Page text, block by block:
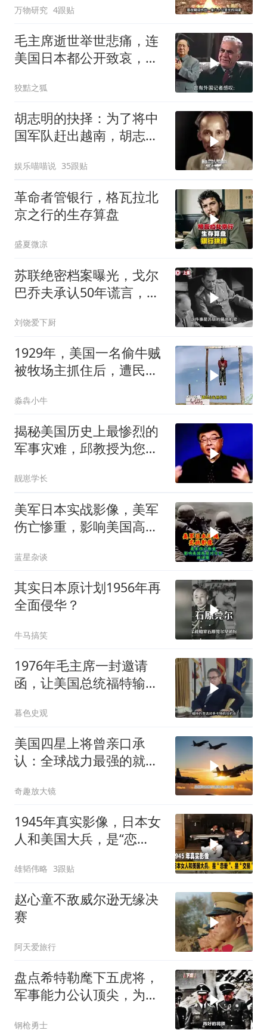
万物研究 4跟贴
毛主席逝世举世悲痛，连
美国日本都公开致哀，唯
狡黠之狐
胡志明的抉择：为了将中
国军队赶出越南，胡志明
娱乐喵喵说 35跟贴
革命者管银行，格瓦拉北
京之行的生存算盘
盛夏微凉
苏联绝密档案曝光，戈尔
巴乔夫承认50年谎言，斯
刘饶爱下厨
1929年，美国一名偷牛贼
被牧场主抓住后，遭民众
淼犇小牛
揭秘美国历史上最惨烈的
军事灾难，邱教授为您详
靓崽学长
美军日本实战影像，美军
伤亡惨重，影响美国高层
蓝星杂谈
其实日本原计划1956年再
全面侵华？
牛马搞笑
1976年毛主席一封邀请
函，让美国总统福特输掉
暮色史观
美国四星上将曾亲口承
认：全球战力最强的就这
奇趣放大镜
1945年真实影像，日本女
人和美国大兵，是“恋
雄韬伟略 3跟贴
赵心童不敌威尔逊无缘决
赛
阿天爱旅行
盘点希特勒麾下五虎将，
军事能力公认顶尖，为何
钢枪勇士